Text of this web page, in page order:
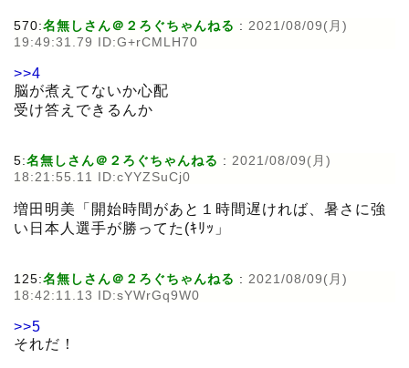
570:名無しさん＠２ろぐちゃんねる : 2021/08/09(月)
19:49:31.79 ID:G+rCMLH70
>>4
脳が煮えてないか心配
受け答えできるんか
5:名無しさん＠２ろぐちゃんねる : 2021/08/09(月)
18:21:55.11 ID:cYYZSuCj0
増田明美「開始時間があと１時間遅ければ、暑さに強
い日本人選手が勝ってた(ｷﾘｯ」
125:名無しさん＠２ろぐちゃんねる : 2021/08/09(月)
18:42:11.13 ID:sYWrGq9W0
>>5
それだ！